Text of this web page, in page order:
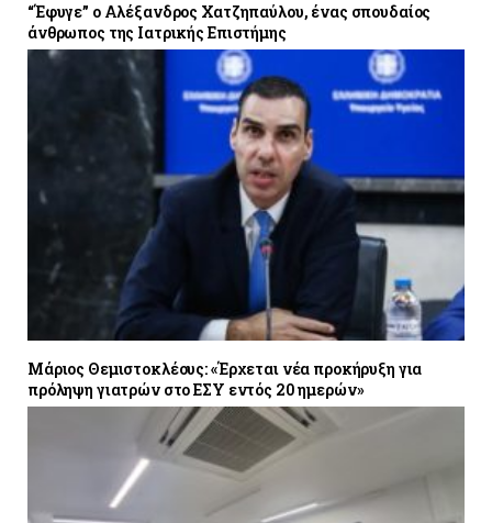
“Έφυγε” ο Αλέξανδρος Χατζηπαύλου, ένας σπουδαίος
άνθρωπος της Ιατρικής Επιστήμης
Μάριος Θεμιστοκλέους: «Έρχεται νέα προκήρυξη για
πρόληψη γιατρών στο ΕΣΥ εντός 20 ημερών»